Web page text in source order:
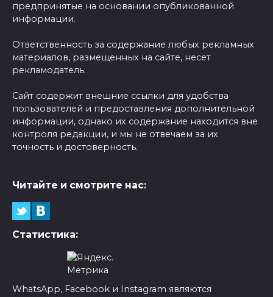
предпринятые на основании опубликованной
информации.
Ответственность за содержание любых рекламных
материалов, размещенных на сайте, несет
рекламодатель.
Сайт содержит внешние ссылки для удобства
пользователей и предоставления дополнительной
информации, однако их содержание находится вне
контроля редакции, и мы не отвечаем за их
точность и достоверность.
Читайте и смотрите нас:
Статистика:
WhatsApp, Facebook и Instagram являются